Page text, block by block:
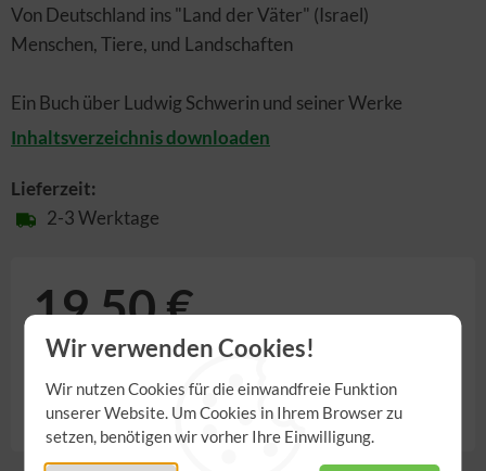
Wir verwenden Cookies!
Wir nutzen Cookies für die einwandfreie Funktion
unserer Website. Um Cookies in Ihrem Browser zu
setzen, benötigen wir vorher Ihre Einwilligung.
Von Deutschland ins "Land der Väter" (Israel)
Menschen, Tiere, und Landschaften
Ein Buch über Ludwig Schwerin und seiner Werke
Inhaltsverzeichnis downloaden
Lieferzeit:
2-3 Werktage
19,50 €
inkl. 7,00% MwSt.,zzgl.Versandkosten
Anzahl